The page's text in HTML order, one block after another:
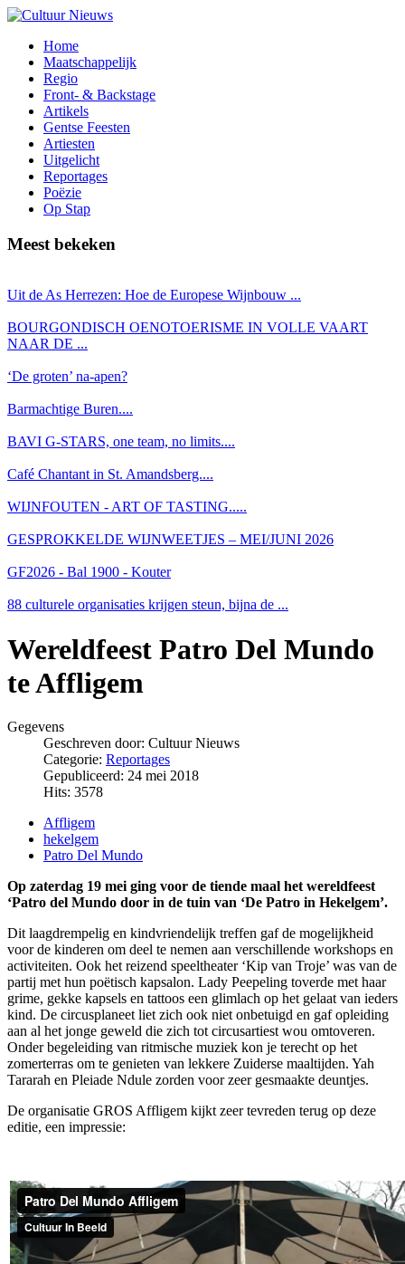
Home
Maatschappelijk
Regio
Front- & Backstage
Artikels
Gentse Feesten
Artiesten
Uitgelicht
Reportages
Poëzie
Op Stap
Meest bekeken
Uit de As Herrezen: Hoe de Europese Wijnbouw ...
BOURGONDISCH OENOTOERISME IN VOLLE VAART
NAAR DE ...
‘De groten’ na-apen?
Barmachtige Buren....
BAVI G-STARS, one team, no limits....
Café Chantant in St. Amandsberg....
WIJNFOUTEN - ART OF TASTING.....
GESPROKKELDE WIJNWEETJES – MEI/JUNI 2026
GF2026 - Bal 1900 - Kouter
88 culturele organisaties krijgen steun, bijna de ...
Wereldfeest Patro Del Mundo
te Affligem
Gegevens
Geschreven door: Cultuur Nieuws
Categorie: Reportages
Gepubliceerd: 24 mei 2018
Hits: 3578
Affligem
hekelgem
Patro Del Mundo
Op zaterdag 19 mei ging voor de tiende maal het wereldfeest
‘Patro del Mundo door in de tuin van ‘De Patro in Hekelgem’.
Dit laagdrempelig en kindvriendelijk treffen gaf de mogelijkheid
voor de kinderen om deel te nemen aan verschillende workshops en
activiteiten. Ook het reizend speeltheater ‘Kip van Troje’ was van de
partij met hun poëtisch kapsalon. Lady Peepeling toverde met haar
grime, gekke kapsels en tattoos een glimlach op het gelaat van ieders
kind. De circusplaneet liet zich ook niet onbetuigd en gaf opleiding
aan al het jonge geweld die zich tot circusartiest wou omtoveren.
Onder begeleiding van ritmische muziek kon je terecht op het
zomerterras om te genieten van lekkere Zuiderse maaltijden. Yah
Tararah en Pleiade Ndule zorden voor zeer gesmaakte deuntjes.
De organisatie GROS Affligem kijkt zeer tevreden terug op deze
editie, een impressie: